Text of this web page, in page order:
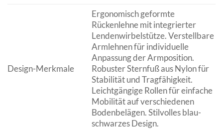
Design-Merkmale
Ergonomisch geformte
Rückenlehne mit integrierter
Lendenwirbelstütze. Verstellbare
Armlehnen für individuelle
Anpassung der Armposition.
Robuster Sternfuß aus Nylon für
Stabilität und Tragfähigkeit.
Leichtgängige Rollen für einfache
Mobilität auf verschiedenen
Bodenbelägen. Stilvolles blau-
schwarzes Design.